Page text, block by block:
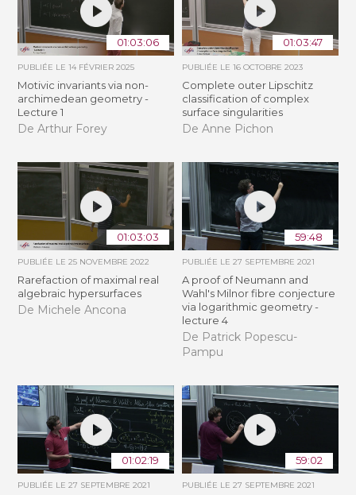
01:03:06
PUBLIÉE LE14 FÉVRIER 2025
Motivic invariants via non-
archimedean geometry -
Lecture 1
De Arthur Forey
01:03:47
PUBLIÉE LE 16 OCTOBRE 2023
Complete outer Lipschitz
classification of complex
surface singularities
De Anne Pichon
01:03:03
PUBLIÉE LE25 NOVEMBRE 2022
Rarefaction of maximal real
algebraic hypersurfaces
De Michele Ancona
59:48
PUBLIÉE LE 27 SEPTEMBRE 2021
A proof of Neumann and
Wahl's Milnor fibre conjecture
via logarithmic geometry -
lecture 4
De Patrick Popescu-
Pampu
01:02:19
PUBLIÉE LE27 SEPTEMBRE 2021
59:02
PUBLIÉE LE 27 SEPTEMBRE 2021